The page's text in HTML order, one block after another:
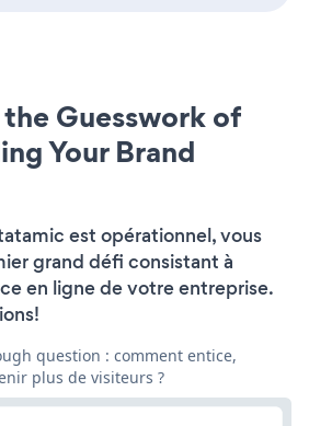
Guesswork of
Your Brand
est opérationnel, vous
grand défi consistant à
en ligne de votre entreprise.
question : comment entice,
plus de visiteurs ?